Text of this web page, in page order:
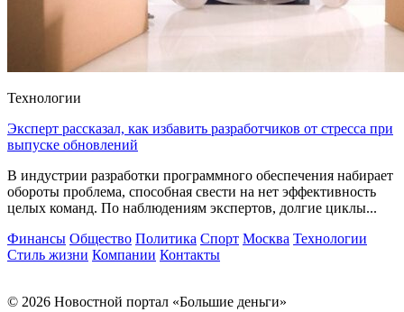
Технологии
Эксперт рассказал, как избавить разработчиков от стресса при
выпуске обновлений
В индустрии разработки программного обеспечения набирает
обороты проблема, способная свести на нет эффективность
целых команд. По наблюдениям экспертов, долгие циклы...
Финансы Общество Политика Спорт Москва Технологии
Стиль жизни Компании Контакты
© 2026 Новостной портал «Большие деньги»